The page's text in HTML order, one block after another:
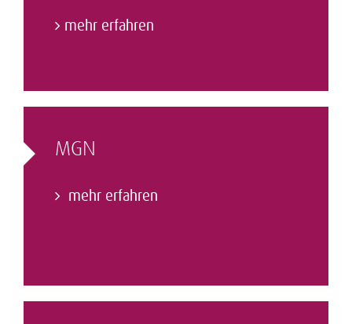
mehr erfahren
MGN
mehr erfahren